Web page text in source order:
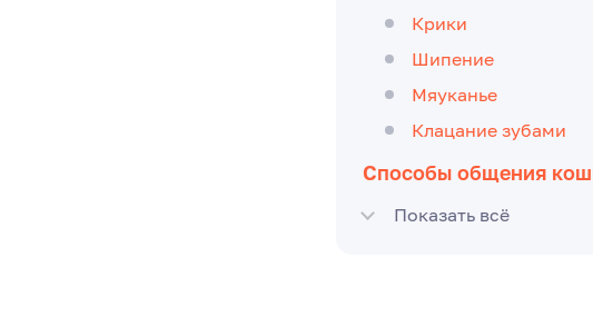
Крики
Шипение
Мяуканье
Клацание зубами
Способы общения
Показать всё